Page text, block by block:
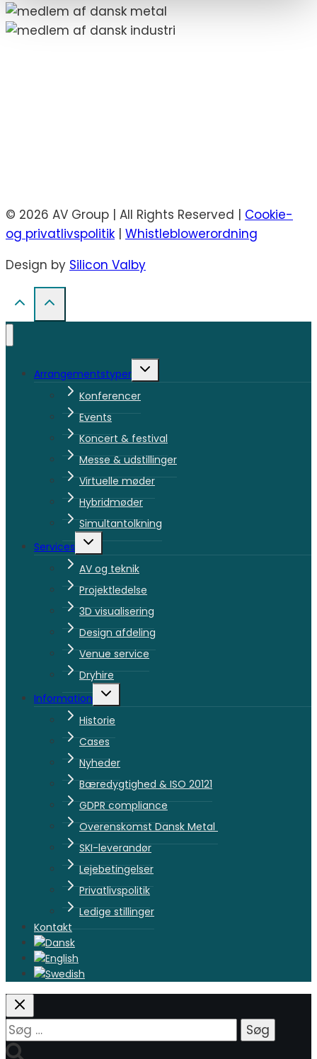
© 2026 AV Group | All Rights Reserved | Cookie-
og privatlivspolitik | Whistleblowerordning
Design by Silicon Valby
Arrangementstyper
Skift
Konferencer
Events
Koncert & festival
Messe & udstillinger
Virtuelle møder
Hybridmøder
Simultantolkning
Services
Skift
AV og teknik
Projektledelse
3D visualisering
Design afdeling
Venue service
Dryhire
Information
Skift
Historie
Cases
Nyheder
Bæredygtighed & ISO 20121
GDPR compliance
Overenskomst Dansk Metal
SKI-leverandør
Lejebetingelser
Privatlivspolitik
Ledige stillinger
Kontakt
Søg
efter: